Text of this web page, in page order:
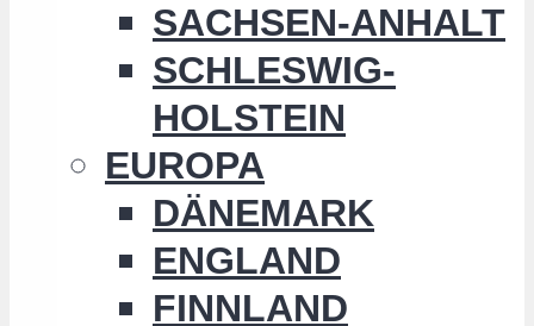
SACHSEN-ANHALT
SCHLESWIG-
HOLSTEIN
EUROPA
DÄNEMARK
ENGLAND
FINNLAND